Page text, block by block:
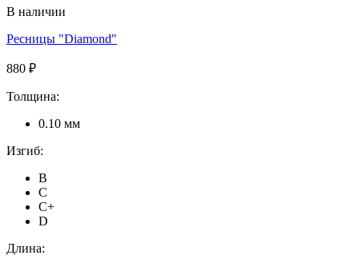
В наличии
Ресницы "Diamond"
880 ₽
Толщина:
0.10 мм
Изгиб:
B
C
C+
D
Длина: